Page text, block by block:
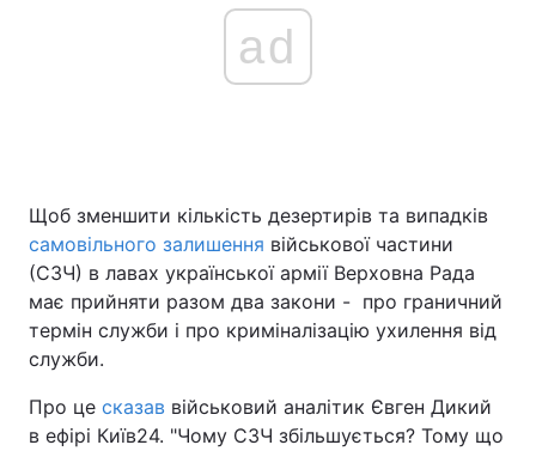
Головна Війна
Україна Політика
Економіка
Спорт
Техно і зв'язок
ad
Щоб зменшити кількість дезертирів та випадків
самовільного залишення військової частини
(СЗЧ) в лавах української армії Верховна Рада
має прийняти разом два закони - про граничний
термін служби і про криміналізацію ухилення від
служби.
Про це сказав військовий аналітик Євген Дикий
в ефірі Київ24. "Чому СЗЧ збільшується? Тому що